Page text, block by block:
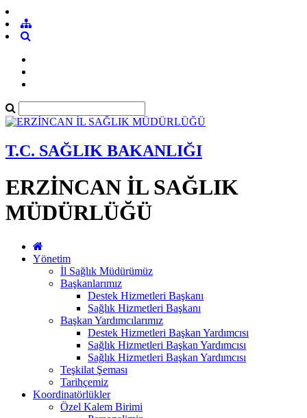
T.C. SAĞLIK BAKANLIĞI
ERZİNCAN İL SAĞLIK
MÜDÜRLÜĞÜ
Yönetim
İl Sağlık Müdürümüz
Başkanlarımız
Destek Hizmetleri Başkanı
Sağlık Hizmetleri Başkanı
Başkan Yardımcılarımız
Destek Hizmetleri Başkan Yardımcısı
Sağlık Hizmetleri Başkan Yardımcısı
Sağlık Hizmetleri Başkan Yardımcısı
Teşkilat Şeması
Tarihçemiz
Koordinatörlükler
Özel Kalem Birimi